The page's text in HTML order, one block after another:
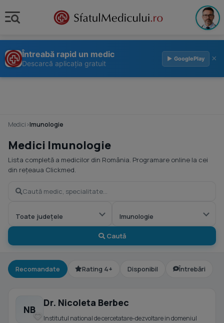
Întreabă rapid un medic
Descarcă aplicația gratuit
▶ GooglePlay ×
Medici›Imunologie
Medici Imunologie
Lista completă a medicilor din România. Programare online la cei
din rețeaua Clickmed.
Caută
Recomandate Rating 4+ Disponibil Întrebări
NB
Dr. Nicoleta Berbec
Institutul national de cercetatare-dezvoltare in domeniul